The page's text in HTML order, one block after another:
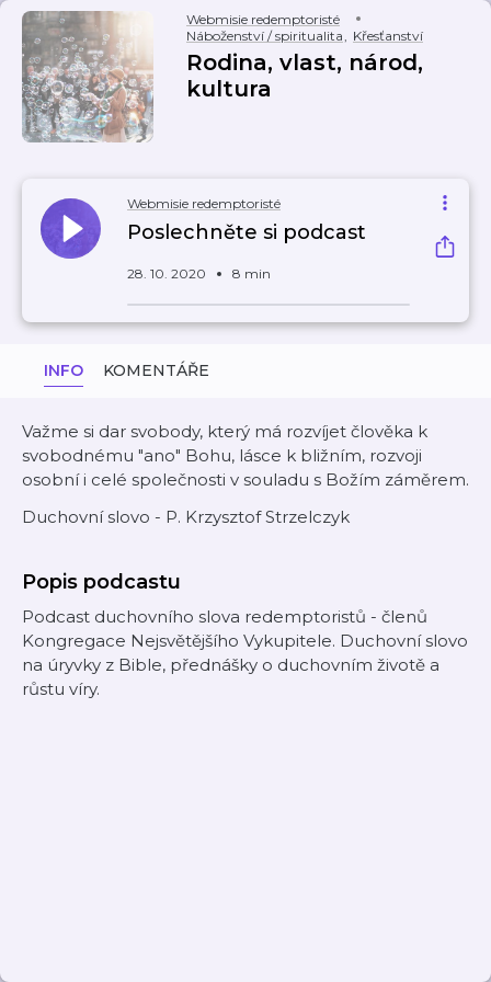
Webmisie redemptoristé
Náboženství / spiritualita, Křesťanství
Rodina, vlast, národ,
kultura
Webmisie redemptoristé
Poslechněte si podcast
28. 10. 2020 8 min
INFO KOMENTÁŘE
Važme si dar svobody, který má rozvíjet člověka k
svobodnému "ano" Bohu, lásce k bližním, rozvoji
osobní i celé společnosti v souladu s Božím záměrem.
Duchovní slovo - P. Krzysztof Strzelczyk
Popis podcastu
Podcast duchovního slova redemptoristů - členů
Kongregace Nejsvětějšího Vykupitele. Duchovní slovo
na úryvky z Bible, přednášky o duchovním životě a
růstu víry.